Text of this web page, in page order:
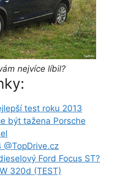
nejvíce líbil?
test roku 2013
být tažena Porsche
Ford Focus ST?
320d (TEST)